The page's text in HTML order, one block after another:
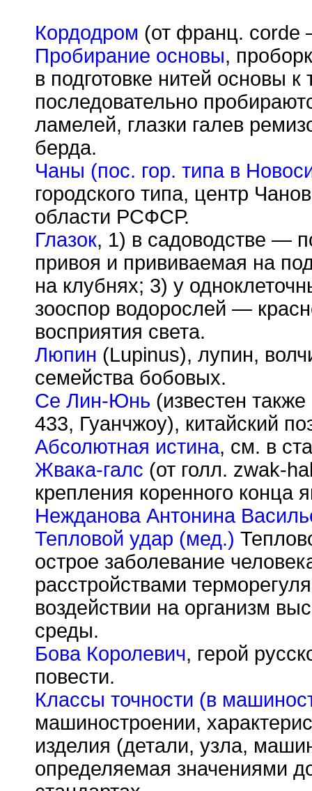
Кордодром (от франц. corde
Пробирание основы,
в подготовке нитей основы к
последовательно
ламелей, глазки галев
берда.
Чаны (пос. гор. типа в
городского типа, центр
области РСФСР.
Глазок, 1) в садоводстве —
привоя и прививаемая на
на клубнях; 3) у
зооспор водорослей —
восприятия света.
Люпин (Lupinus), лупин,
семейства бобовых.
Се Лин-Юнь (известен
433, Гуанчжоу), китайский
Абсолютная истина, см. в
Жвака-галс (от голл. zwak-
крепления коренного конца
Нежданова Антонина
Тепловой удар (мед.)
острое заболевание
расстройствами
воздействии на организм
среды.
Бова Королевич, герой
повести.
Классы точности (в
машиностроении,
изделия (детали, узла,
определяемая значениями